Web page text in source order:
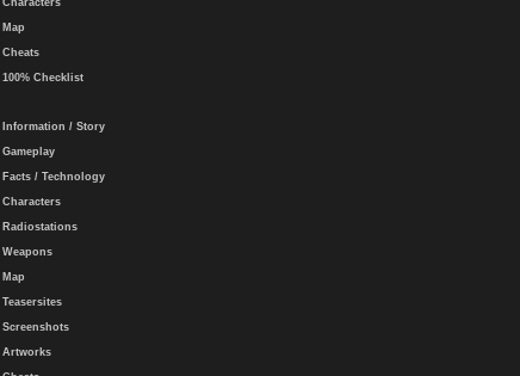
Characters
Map
Cheats
100% Checklist
Information / Story
Gameplay
Facts / Technology
Characters
Radiostations
Weapons
Map
Teasersites
Screenshots
Artworks